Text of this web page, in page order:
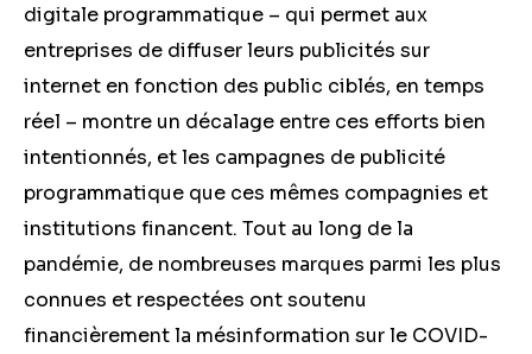
digitale programmatique – qui permet aux
entreprises de diffuser leurs publicités sur
internet en fonction des public ciblés, en temps
réel – montre un décalage entre ces efforts bien
intentionnés, et les campagnes de publicité
programmatique que ces mêmes compagnies et
institutions financent. Tout au long de la
pandémie, de nombreuses marques parmi les plus
connues et respectées ont soutenu
financièrement la mésinformation sur le COVID-